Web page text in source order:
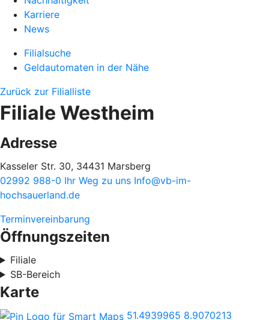
Karriere
News
Filialsuche
Geldautomaten in der Nähe
Zurück zur Filialliste
Filiale Westheim
Adresse
Kasseler Str. 30, 34431 Marsberg
02992 988-0 Ihr Weg zu uns Info@vb-im-
hochsauerland.de
Terminvereinbarung
Öffnungszeiten
Filiale
SB-Bereich
Karte
51.4939965 8.9070213